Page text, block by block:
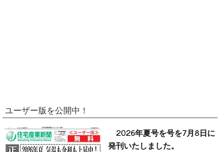
ユーザー版を公開中！
2026年夏号を号を7月8日に
発刊いたしました。